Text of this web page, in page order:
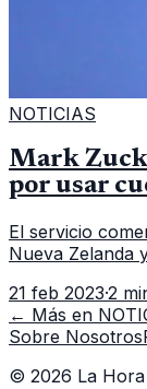
NOTICIAS
Mark
por usar
El servicio
Nueva Zelanda
Facebook e
21 feb 2023·2
← Más en
Sobre Nosotros
© 2026 La